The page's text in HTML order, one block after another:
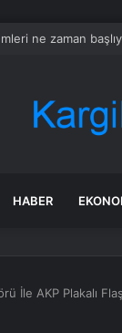
istemeyen
HABER
İle AKP Plakalı